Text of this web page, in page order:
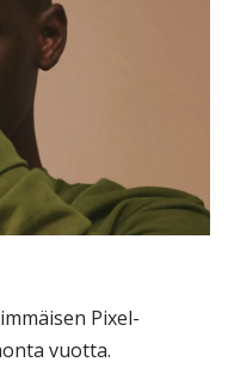
Pixel-
vuotta.